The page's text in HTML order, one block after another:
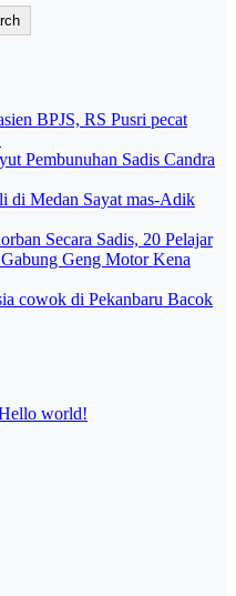
BPJS, RS Pusri pecat
Pembunuhan Sadis Candra
di Medan Sayat mas-Adik
Secara Sadis, 20 Pelajar
Geng Motor Kena
cowok di Pekanbaru Bacok
world!